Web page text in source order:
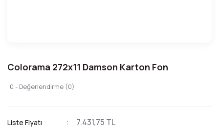
Colorama 272x11 Damson Karton Fon
0 - Değerlendirme (0)
Liste Fiyatı 7.431,75 TL